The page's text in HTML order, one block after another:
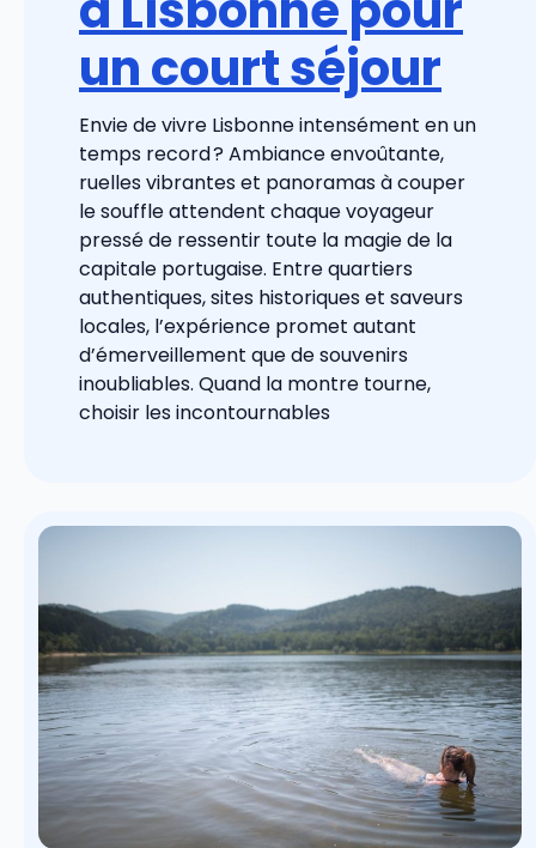
un court séjour
Envie de vivre Lisbonne intensément en un
temps record ? Ambiance envoûtante,
ruelles vibrantes et panoramas à couper
le souffle attendent chaque voyageur
pressé de ressentir toute la magie de la
capitale portugaise. Entre quartiers
authentiques, sites historiques et saveurs
locales, l’expérience promet autant
d’émerveillement que de souvenirs
inoubliables. Quand la montre tourne,
choisir les incontournables